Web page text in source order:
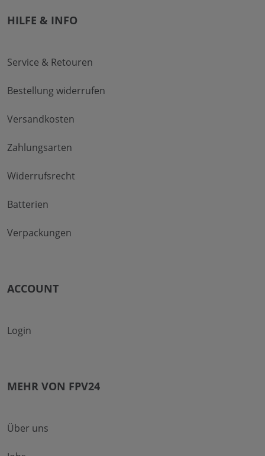
HILFE & INFO
Service & Retouren
Bestellung widerrufen
Versandkosten
Zahlungsarten
Widerrufsrecht
Batterien
Verpackungen
ACCOUNT
Login
MEHR VON FPV24
Über uns